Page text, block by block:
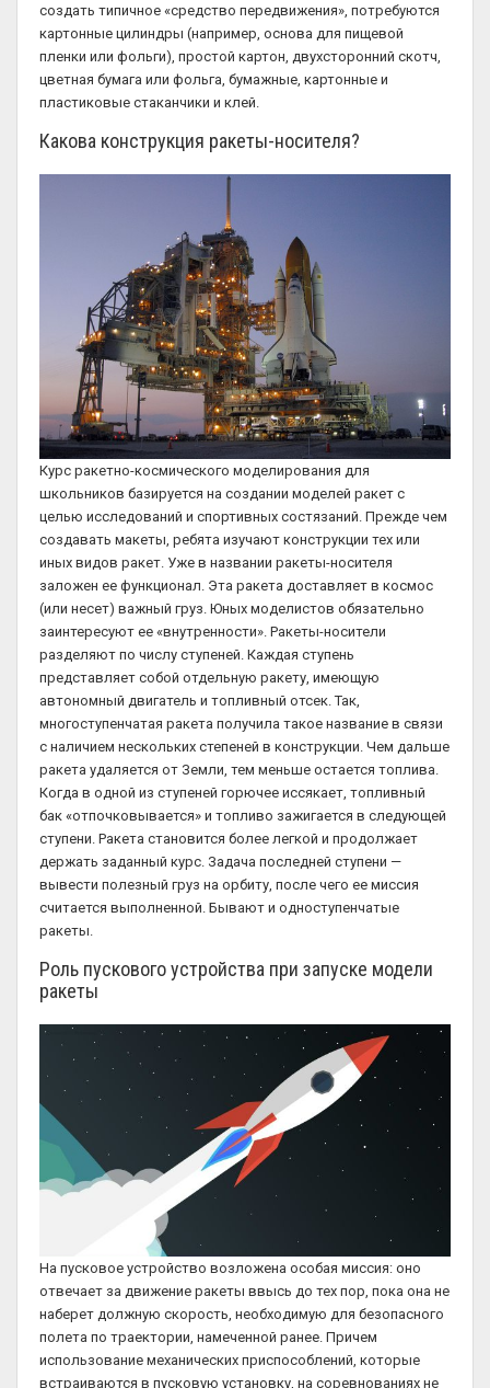
создать типичное «средство передвижения», потребуются
картонные цилиндры (например, основа для пищевой
пленки или фольги), простой картон, двухсторонний скотч,
цветная бумага или фольга, бумажные, картонные и
пластиковые стаканчики и клей.
Какова конструкция ракеты-носителя?
Курс ракетно-космического моделирования для
школьников базируется на создании моделей ракет с
целью исследований и спортивных состязаний. Прежде чем
создавать макеты, ребята изучают конструкции тех или
иных видов ракет. Уже в названии ракеты-носителя
заложен ее функционал. Эта ракета доставляет в космос
(или несет) важный груз. Юных моделистов обязательно
заинтересуют ее «внутренности». Ракеты-носители
разделяют по числу ступеней. Каждая ступень
представляет собой отдельную ракету, имеющую
автономный двигатель и топливный отсек. Так,
многоступенчатая ракета получила такое название в связи
с наличием нескольких степеней в конструкции. Чем дальше
ракета удаляется от Земли, тем меньше остается топлива.
Когда в одной из ступеней горючее иссякает, топливный
бак «отпочковывается» и топливо зажигается в следующей
ступени. Ракета становится более легкой и продолжает
держать заданный курс. Задача последней ступени —
вывести полезный груз на орбиту, после чего ее миссия
считается выполненной. Бывают и одноступенчатые
ракеты.
Роль пускового устройства при запуске модели
ракеты
На пусковое устройство возложена особая миссия: оно
отвечает за движение ракеты ввысь до тех пор, пока она не
наберет должную скорость, необходимую для безопасного
полета по траектории, намеченной ранее. Причем
использование механических приспособлений, которые
встраиваются в пусковую установку, на соревнованиях не